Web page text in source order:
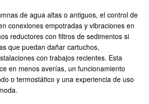
de agua altas o antiguos, el control de
conexiones empotradas y vibraciones en
reductores con filtros de sedimentos si
que puedan dañar cartuchos,
con trabajos recientes. Esta
en menos averías, un funcionamiento
o termostático y una experiencia de uso